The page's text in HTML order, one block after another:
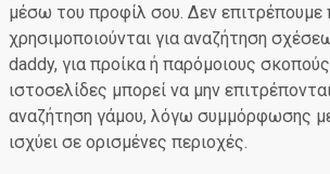
μέσω του προφίλ σου. Δεν επιτρέπουμε
χρησιμοποιούνται για αναζήτηση
daddy, για προίκα ή παρόμοιους
ιστοσελίδες μπορεί να μην
αναζήτηση γάμου, λόγω συμμόρφωσης
ισχύει σε ορισμένες περιοχές.